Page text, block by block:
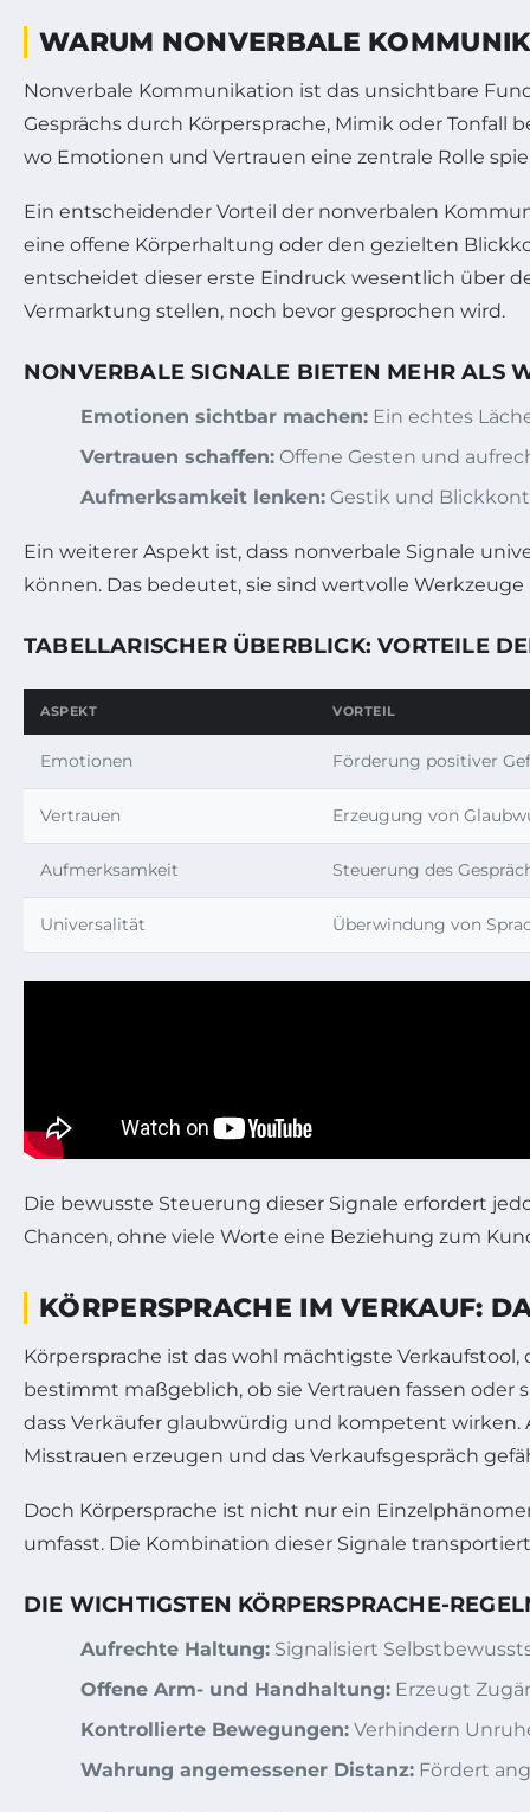
WARUM NONVERBALE
Nonverbale Kommunikation ist das unsichtbare
Gesprächs durch Körpersprache, Mimik oder
wo Emotionen und Vertrauen eine zentrale Rolle
Ein entscheidender Vorteil der nonverbalen
eine offene Körperhaltung oder den gezielten
entscheidet dieser erste Eindruck wesentlich über
Vermarktung stellen, noch bevor gesprochen wird.
NONVERBALE SIGNALE BIETEN MEHR ALS
Emotionen sichtbar machen: Ein echtes
Vertrauen schaffen: Offene Gesten und
Aufmerksamkeit lenken: Gestik und
Ein weiterer Aspekt ist, dass nonverbale Signale
können. Das bedeutet, sie sind wertvolle
TABELLARISCHER ÜBERBLICK: VORTEILE
ASPEKT VORTEIL
Emotionen Förderung positiver
Vertrauen Erzeugung von
Aufmerksamkeit Steuerung des
Universalität Überwindung von
Die bewusste Steuerung dieser Signale erfordert
Chancen, ohne viele Worte eine Beziehung zum
KÖRPERSPRACHE IM VERKAUF:
Körpersprache ist das wohl mächtigste
bestimmt maßgeblich, ob sie Vertrauen fassen
dass Verkäufer glaubwürdig und kompetent
Misstrauen erzeugen und das Verkaufsgespräch
Doch Körpersprache ist nicht nur ein
umfasst. Die Kombination dieser Signale
DIE WICHTIGSTEN KÖRPERSPRACHE-
Aufrechte Haltung: Signalisiert
Offene Arm- und Handhaltung: Erzeugt
Kontrollierte Bewegungen: Verhindern
Wahrung angemessener Distanz: Fördert